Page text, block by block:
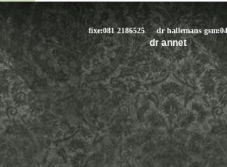
fixe:081 2186525 dr hallemans
dr